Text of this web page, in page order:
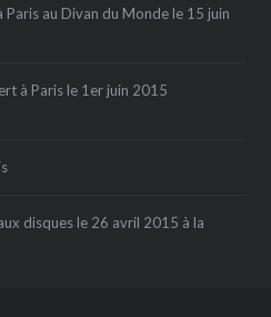
Paris au Divan du Monde le 15 juin
à Paris le 1er juin 2015
disques le 26 avril 2015 à la